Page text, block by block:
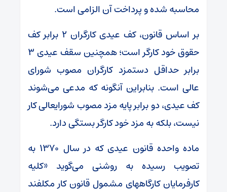
محاسبه شده و پرداخت آن الزامی است.
بر اساس قانون، کف عیدی کارگران ۲ برابر کف
حقوق خود کارگر است؛ همچنین سقف عیدی ۳
برابر حداقل دستمزد کارگران مصوب شورای
عالی است. بنابراین آنگونه که مدعی می‌شوند
کف عیدی، دو برابر پایه مزد مصوب شورایعالی کار
نیست، بلکه به مزد خود کارگر بستگی دارد.
ماده واحده قانون عیدی که در سال ۱۳۷۰ به
تصویب رسیده به روشنی می‌گوید «کلیه
کارفرمایان کارگاههای مشمول قانون کار مکلفند